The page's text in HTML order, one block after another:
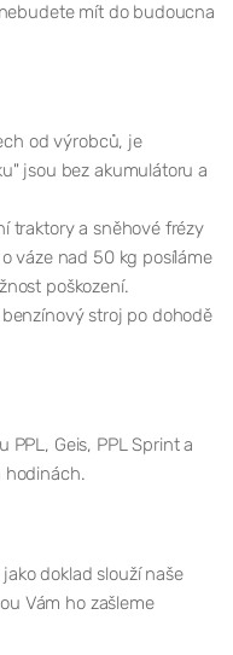
mít do budoucna
od výrobců, je
jsou bez akumulátoru a
traktory a sněhové frézy
váze nad 50 kg posíláme
poškození.
stroj po dohodě
Geis, PPL Sprint a
hodinách.
doklad slouží naše
Vám ho zašleme